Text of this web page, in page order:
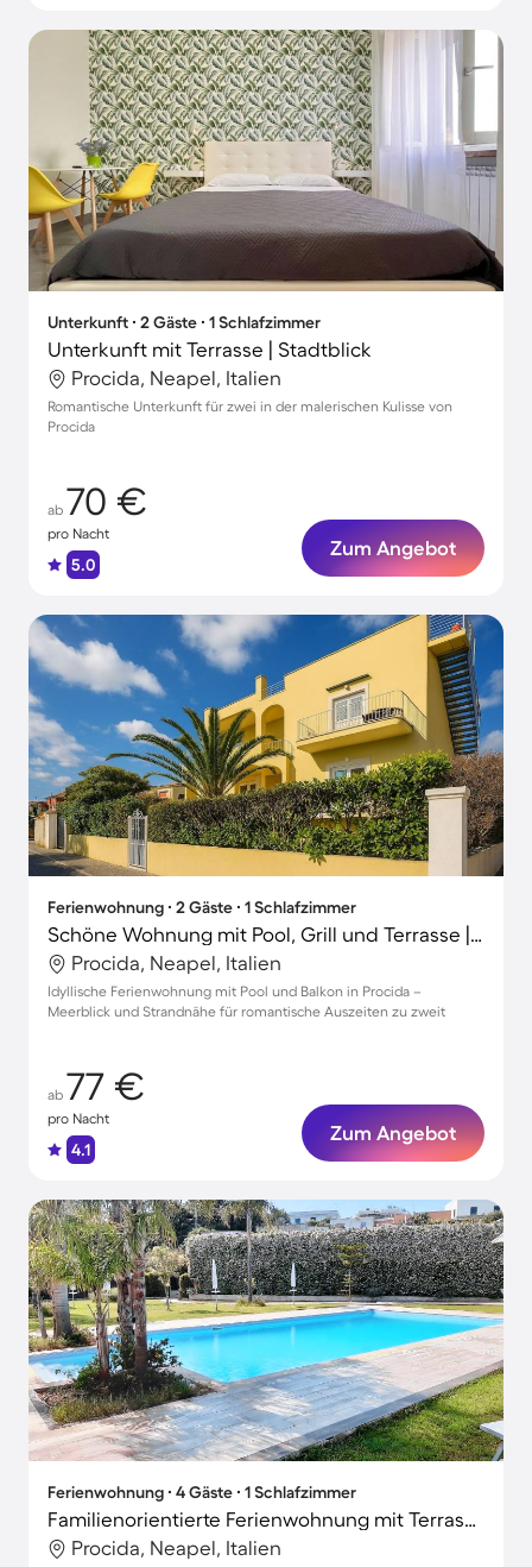
Unterkunft ∙ 2 Gäste ∙ 1 Schlafzimmer
Unterkunft mit Terrasse | Stadtblick
Procida, Neapel, Italien
Romantische Unterkunft für zwei in der malerischen Kulisse von
Procida
ab 70 €
pro Nacht
5.0
Zum Angebot
Ferienwohnung ∙ 2 Gäste ∙ 1 Schlafzimmer
Schöne Wohnung mit Pool, Grill und Terrasse | Stadtblick | Strand in der Nähe
Procida, Neapel, Italien
Idyllische Ferienwohnung mit Pool und Balkon in Procida –
Meerblick und Strandnähe für romantische Auszeiten zu zweit
ab 77 €
pro Nacht
4.1
Zum Angebot
Ferienwohnung ∙ 4 Gäste ∙ 1 Schlafzimmer
Familienorientierte Ferienwohnung mit Terrasse, Pool und Garten | Strand in der Nähe | Hunde erlaubt
Procida, Neapel, Italien